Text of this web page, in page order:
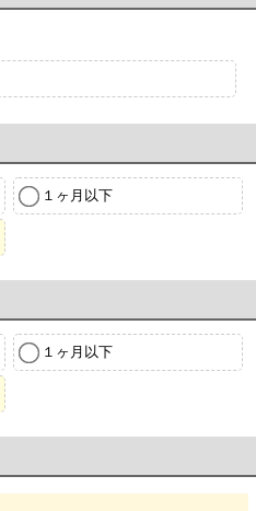
１ヶ月以下
１ヶ月以下